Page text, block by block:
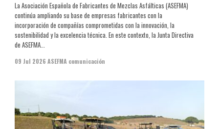
La Asociación Española de Fabricantes de Mezclas Asfálticas (ASEFMA)
continúa ampliando su base de empresas fabricantes con la
incorporación de compañías comprometidas con la innovación, la
sostenibilidad y la excelencia técnica. En este contexto, la Junta Directiva
de ASEFMA...
09 Jul 2026 ASEFMA comunicación